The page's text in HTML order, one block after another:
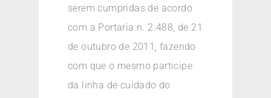
serem cumpridas de acordo
com a Portaria n. 2.488, de 21
de outubro de 2011, fazendo
com que o mesmo participe
da linha de cuidado do